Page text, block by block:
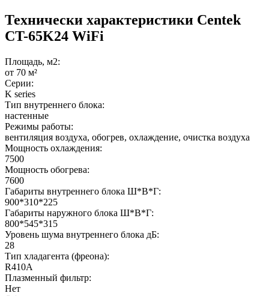
Технически характеристики Centek
CT-65K24 WiFi
Площадь, м2:
от 70 м²
Серии:
K series
Тип внутреннего блока:
настенные
Режимы работы:
вентиляция воздуха, обогрев, охлаждение, очистка воздуха
Мощность охлаждения:
7500
Мощность обогрева:
7600
Габариты внутреннего блока Ш*В*Г:
900*310*225
Габариты наружного блока Ш*В*Г:
800*545*315
Уровень шума внутреннего блока дБ:
28
Тип хладагента (фреона):
R410A
Плазменный фильтр:
Нет